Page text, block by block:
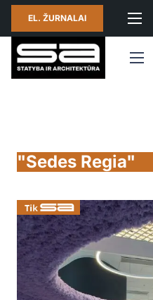
EL. ŽURNALAI
"Sedes Regia"